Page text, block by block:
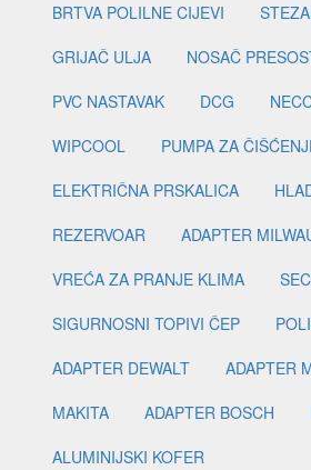
BRTVA POLILNE CIJEVI
GRIJAČ ULJA
NOSAČ
PVC NASTAVAK
DCG
WIPCOOL
PUMPA ZA
ELEKTRIČNA PRSKALICA
REZERVOAR
ADAPTER
VREĆA ZA PRANJE KLIMA
SIGURNOSNI TOPIVI ČEP
ADAPTER DEWALT
ADAPTER
MAKITA
ADAPTER BOSCH
ALUMINIJSKI KOFER